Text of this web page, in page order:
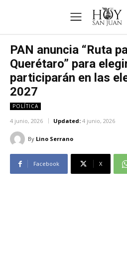
PAN anuncia “Ruta
Querétaro” para
participarán en las
2027
POLÍTICA
4 junio, 2026 Updated: 4 junio, 2026
By Lino Serrano
Facebook X